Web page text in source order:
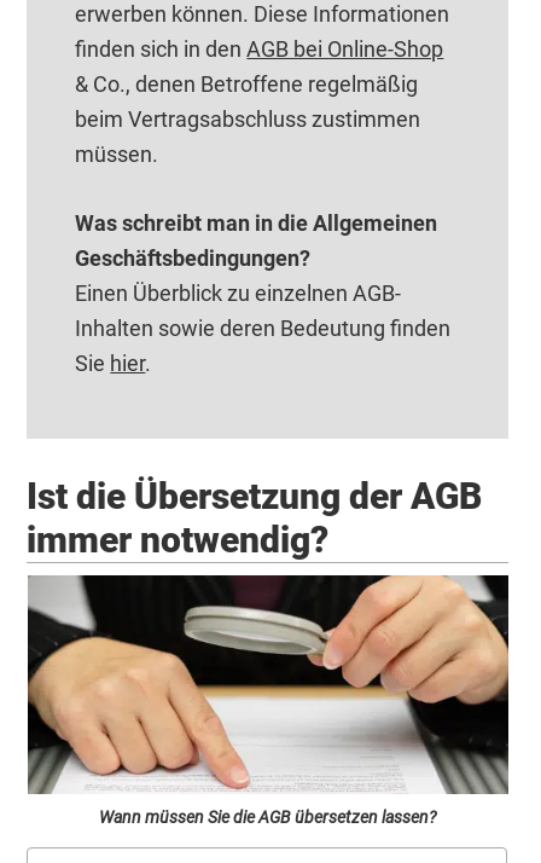
erwerben können. Diese Informationen
finden sich in denAGB bei Online-Shop
& Co., denen Betroffene regelmäßig
beim Vertragsabschluss zustimmen
müssen.
Was schreibt man in die Allgemeinen
Geschäftsbedingungen?
Einen Überblick zu einzelnen AGB-
Inhalten sowie deren Bedeutung finden
Sie hier.
Ist die Übersetzung der AGB
immer notwendig?
Wann müssen Sie die AGB übersetzen lassen?